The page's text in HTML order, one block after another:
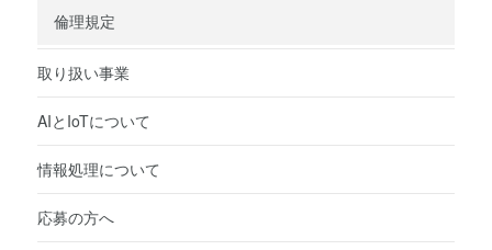
倫理規定
取り扱い事業
AIとIoTについて
情報処理について
応募の方へ